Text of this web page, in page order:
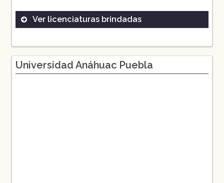
Ver licenciaturas brindadas
Arquitectura
Comunicación
Universidad Anáhuac Puebla